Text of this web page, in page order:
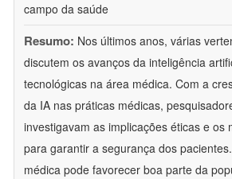
campo da saúde
Resumo: Nos últimos anos, várias
discutem os avanços da inteligência
tecnológicas na área médica. Com a
da IA nas práticas médicas,
investigavam as implicações éticas e os
para garantir a segurança dos
médica pode favorecer boa parte da